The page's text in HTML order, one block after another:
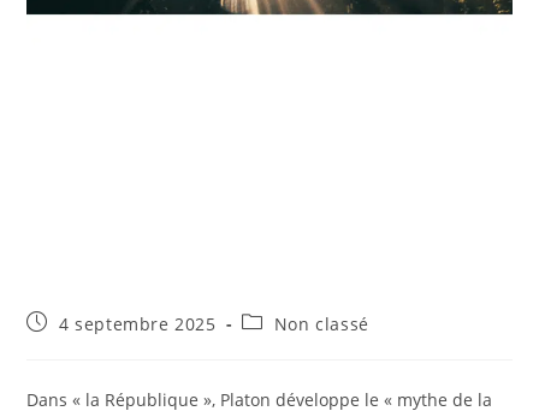
Publication
4 septembre 2025
PostNon classé
Dans « la République », Platon développe le « mythe de la